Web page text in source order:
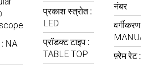
NA
प्रकाश स्त्रोत :
LED
प्रॉडक्ट टाइप :
TABLE TOP
नंबर
फ़्रेम रेट :